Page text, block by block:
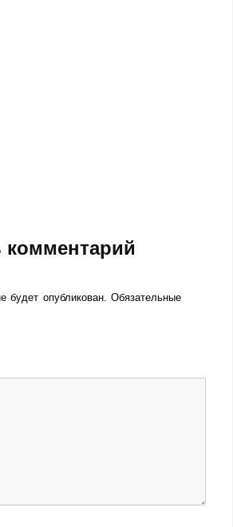
комментарий
будет опубликован. Обязательные